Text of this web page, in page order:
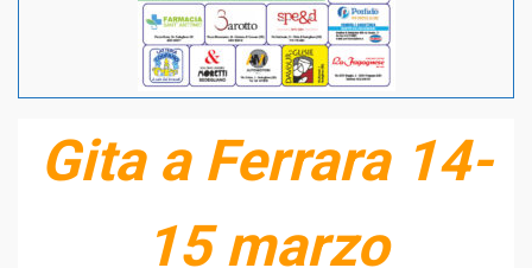
Gita a Ferrara 14-
15 marzo